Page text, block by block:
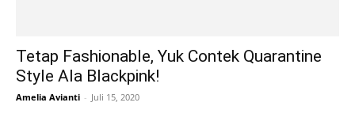
Tetap Fashionable, Yuk Contek Quarantine
Style Ala Blackpink!
Amelia Avianti - Juli 15, 2020